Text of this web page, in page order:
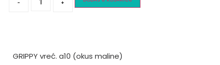
- +
GRIPPY vreć. a10 (okus maline)